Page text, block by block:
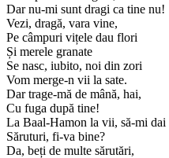
Dar nu-mi sunt dragi ca tine nu!
Vezi, dragă, vara vine,
Pe câmpuri vițele dau flori
Și merele granate
Se nasc, iubito, noi din zori
Vom merge-n vii la sate.
Dar trage-mă de mână, hai,
Cu fuga după tine!
La Baal-Hamon la vii, să-mi dai
Săruturi, fi-va bine?
Da, beți de multe sărutări,